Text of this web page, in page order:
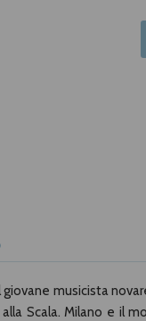
giovane musicista
Scala. Milano e il